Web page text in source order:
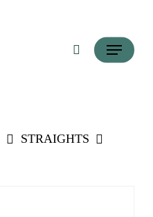
Меню
STRAIGHTS